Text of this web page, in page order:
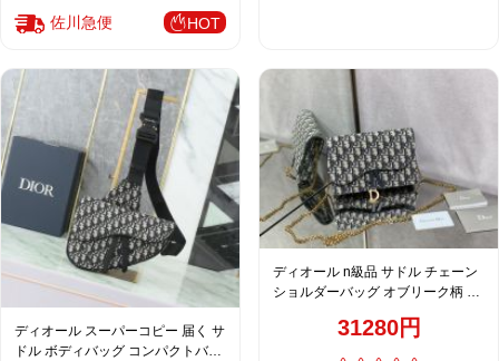
佐川急便 HOT
ディオール スーパーコピー 届く サ
ドル ボディバッグ コンパクトバッ
ディオール n級品 サドル チェーン
ショルダーバッグ オブリーク柄 コ
31280円